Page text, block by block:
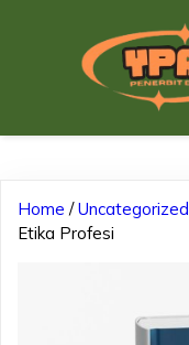
Home /Uncategorized
Etika Profesi